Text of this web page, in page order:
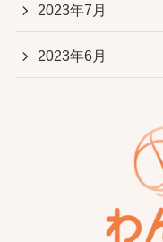
2023年7月
2023年6月